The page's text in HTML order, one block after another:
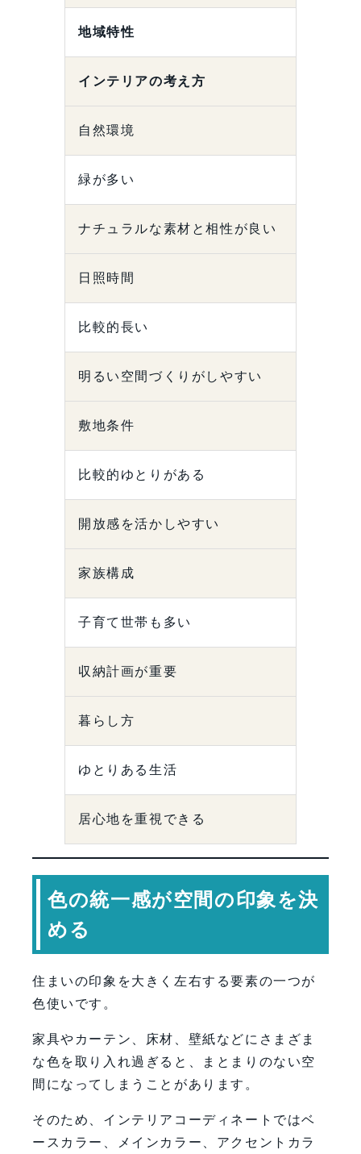
地域特性
インテリアの考え方
自然環境
緑が多い
ナチュラルな素材と相性が良い
日照時間
比較的長い
明るい空間づくりがしやすい
敷地条件
比較的ゆとりがある
開放感を活かしやすい
家族構成
子育て世帯も多い
収納計画が重要
暮らし方
ゆとりある生活
居心地を重視できる
色の統一感が空間の印象を決
める
住まいの印象を大きく左右する要素の一つが
色使いです。
家具やカーテン、床材、壁紙などにさまざま
な色を取り入れ過ぎると、まとまりのない空
間になってしまうことがあります。
そのため、インテリアコーディネートではベ
ースカラー、メインカラー、アクセントカラ